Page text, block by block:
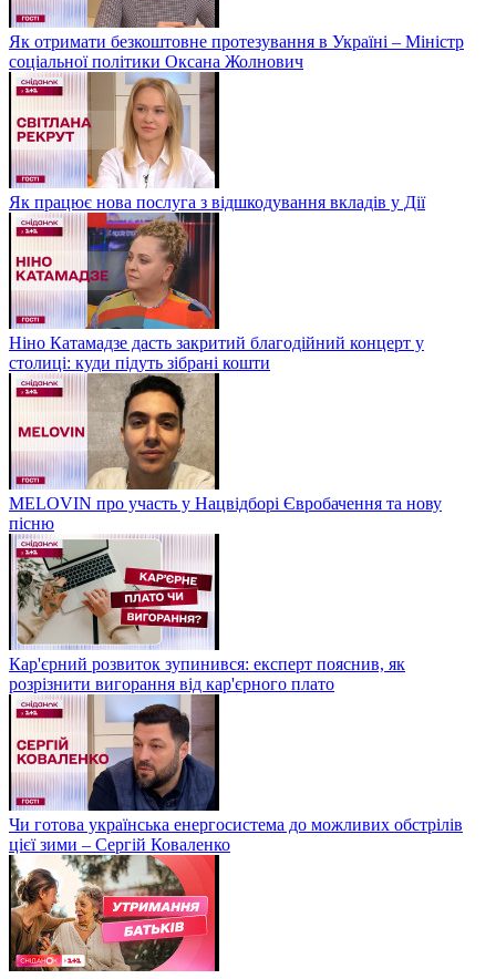
Як отримати безкоштовне протезування в Україні – Міністр
соціальної політики Оксана Жолнович
Як працює нова послуга з відшкодування вкладів у Дії
Ніно Катамадзе дасть закритий благодійний концерт у
столиці: куди підуть зібрані кошти
MELOVIN про участь у Нацвідборі Євробачення та нову
пісню
Кар'єрний розвиток зупинився: експерт пояснив, як
розрізнити вигорання від кар'єрного плато
Чи готова українська енергосистема до можливих обстрілів
цієї зими – Сергій Коваленко